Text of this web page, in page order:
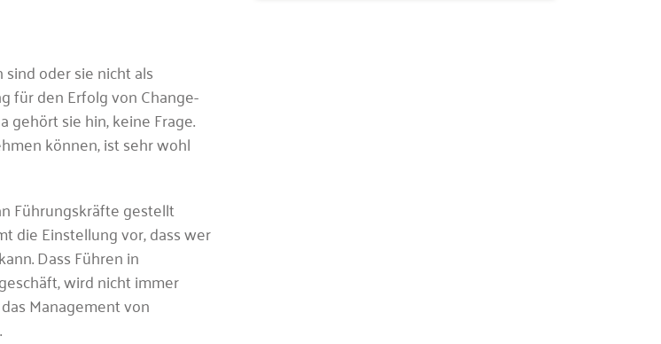
oder sie nicht als
für den Erfolg von Change-
gehört sie hin, keine Frage.
können, ist sehr wohl
Führungskräfte gestellt
die Einstellung vor, dass wer
Dass Führen in
wird nicht immer
Management von